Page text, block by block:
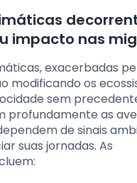
impacto nas
exacerbadas
modificando os
sem
profundamente as
de sinais
suas jornadas. As